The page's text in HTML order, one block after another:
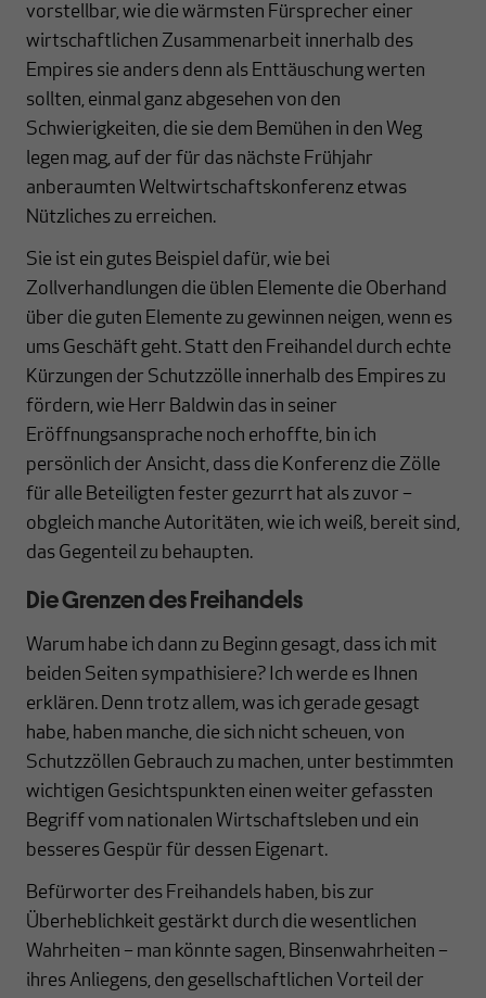
vorstellbar, wie die wärmsten Fürsprecher einer
wirtschaftlichen Zusammenarbeit innerhalb des
Empires sie anders denn als Enttäuschung werten
sollten, einmal ganz abgesehen von den
Schwierigkeiten, die sie dem Bemühen in den Weg
legen mag, auf der für das nächste Frühjahr
anberaumten Weltwirtschaftskonferenz etwas
Nützliches zu erreichen.
Sie ist ein gutes Beispiel dafür, wie bei
Zollverhandlungen die üblen Elemente die Oberhand
über die guten Elemente zu gewinnen neigen, wenn es
ums Geschäft geht. Statt den Freihandel durch echte
Kürzungen der Schutzzölle innerhalb des Empires zu
fördern, wie Herr Baldwin das in seiner
Eröffnungsansprache noch erhoffte, bin ich
persönlich der Ansicht, dass die Konferenz die Zölle
für alle Beteiligten fester gezurrt hat als zuvor –
obgleich manche Autoritäten, wie ich weiß, bereit sind,
das Gegenteil zu behaupten.
Die Grenzen des Freihandels
Warum habe ich dann zu Beginn gesagt, dass ich mit
beiden Seiten sympathisiere? Ich werde es Ihnen
erklären. Denn trotz allem, was ich gerade gesagt
habe, haben manche, die sich nicht scheuen, von
Schutzzöllen Gebrauch zu machen, unter bestimmten
wichtigen Gesichtspunkten einen weiter gefassten
Begriff vom nationalen Wirtschaftsleben und ein
besseres Gespür für dessen Eigenart.
Befürworter des Freihandels haben, bis zur
Überheblichkeit gestärkt durch die wesentlichen
Wahrheiten – man könnte sagen, Binsenwahrheiten –
ihres Anliegens, den gesellschaftlichen Vorteil der